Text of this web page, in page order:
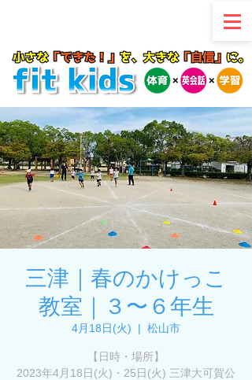
三津｜春のかけっこ
教室｜３〜６年生
4月18日(火)
  |
松山市
【日時・場所】
2023年4月18日(火)・25日(火) 三津大可賀公